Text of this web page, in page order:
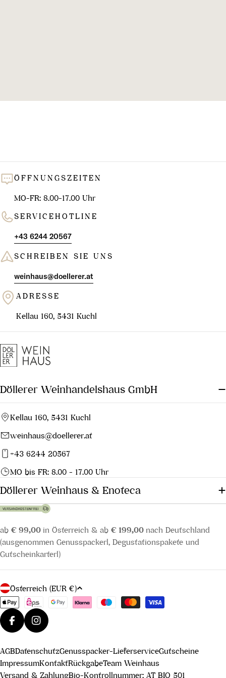
ÖFFNUNGSZEITEN
MO-FR: 8.00-17.00 Uhr
SERVICEHOTLINE
+43 6244 20567
SCHREIBEN SIE UNS
weinhaus@doellerer.at
ADRESSE
Kellau 160, 5431 Kuchl
Döllerer Weinhandelshaus GmbH
Kellau 160, 5431 Kuchl
weinhaus@doellerer.at
+43 6244 20567
MO bis FR: 8.00 - 17.00 Uhr
Döllerer Weinhaus & Enoteca
ab € 99,00 in Österreich & ab € 199,00 nach Deutschland
(ausgenommen Genusspackerl, Degustationspakete und
Gutscheinkarterl)
L
a
n
d
R
e
Österreich (EUR €)
Zahlungsmethoden
FacebookInstagram
AGBDatenschutzGenusspacker-LieferserviceGutscheine
ImpressumKontaktRückgabeTeam Weinhaus
Versand & ZahlungBio-Kontrollnummer: AT BIO 501